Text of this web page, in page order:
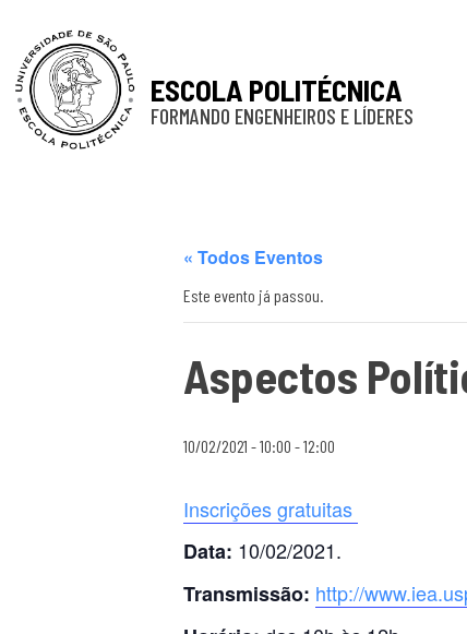
ESCOLA POLITÉCNICA
FORMANDO ENGENHEIROS E LÍDERES
« Todos Eventos
Este evento já passou.
Aspectos
10/02/2021 - 10:00 -12:00
Inscrições gratuitas
Data: 10/02/2021.
Transmissão: http://